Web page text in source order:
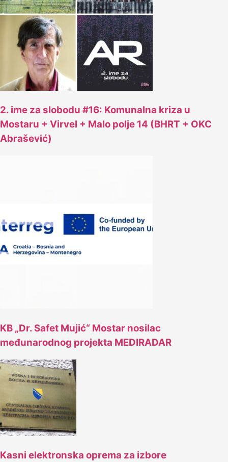
2. ime za slobodu #16: Komunalna kriza u
Mostaru + Virvel + Malo polje 14 (BHRT + OKC
Abrašević)
KB „Dr. Safet Mujić“ Mostar nosilac
međunarodnog projekta MEDIRADAR
Kasni elektronska oprema za izbore